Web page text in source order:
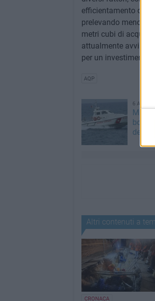
efficientamento dei
prelevando meno
metri cubi di acqua
attualmente avviati
per un investimento
AQP
6
bordo
del
Altri contenuti a
CRONACA